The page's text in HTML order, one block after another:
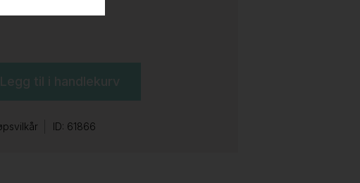
Legg til i handlekurv
ID: 61866